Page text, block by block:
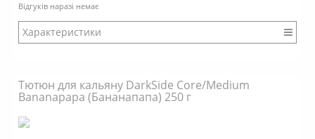
Відгуків наразі немає
Характеристики
Смак: Насичений
Аромат: Кислий
Аромат: Чайний
Аромат: Цитрусовий
Тютюн для кальяну DarkSide Core/Medium
Bananapapa (Бананапапа) 250 г